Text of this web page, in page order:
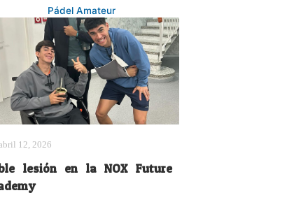
Pádel Amateur
12, 2026
lesión en la NOX Future